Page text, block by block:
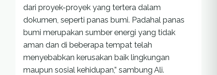
dari proyek-proyek yang tertera dalam
dokumen, seperti panas bumi. Padahal panas
bumi merupakan sumber energi yang tidak
aman dan di beberapa tempat telah
menyebabkan kerusakan baik lingkungan
maupun sosial kehidupan,” sambung Ali.